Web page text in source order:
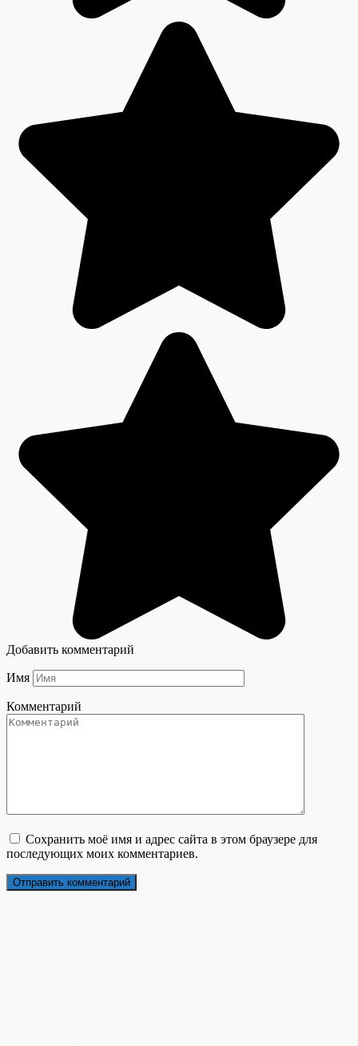
Добавить комментарий
Имя
Комментарий
Сохранить моё имя и адрес сайта в этом браузере для
последующих моих комментариев.